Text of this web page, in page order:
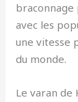
braconnage
avec les
une vitesse
du monde.
Le varan de